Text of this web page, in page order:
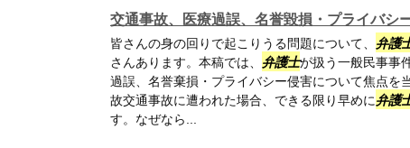
交通事故、医療過誤、名誉毀損・プライバシ
皆さんの身の回りで起こりうる問題について、 弁護
さんあります。本稿では、 弁護士が扱う一般民事事
過誤、名誉棄損・プライバシー侵害について焦点を
故交通事故に遭われた場合、できる限り早めに弁護
す。なぜなら...